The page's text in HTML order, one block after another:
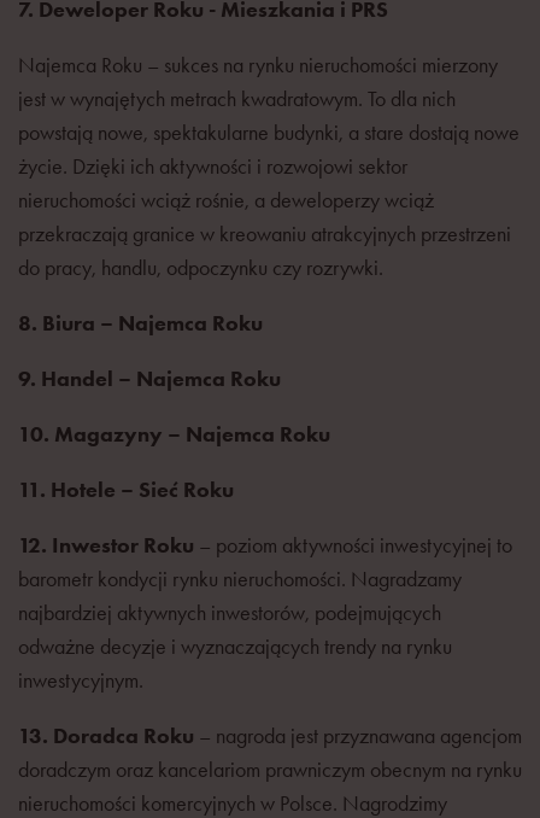
7. Deweloper Roku - Mieszkania i PRS
Najemca Roku – sukces na rynku nieruchomości mierzony
jest w wynajętych metrach kwadratowym. To dla nich
powstają nowe, spektakularne budynki, a stare dostają nowe
życie. Dzięki ich aktywności i rozwojowi sektor
nieruchomości wciąż rośnie, a deweloperzy wciąż
przekraczają granice w kreowaniu atrakcyjnych przestrzeni
do pracy, handlu, odpoczynku czy rozrywki.
8. Biura – Najemca Roku
9. Handel – Najemca Roku
10. Magazyny – Najemca Roku
11. Hotele – Sieć Roku
12. Inwestor Roku – poziom aktywności inwestycyjnej to
barometr kondycji rynku nieruchomości. Nagradzamy
najbardziej aktywnych inwestorów, podejmujących
odważne decyzje i wyznaczających trendy na rynku
inwestycyjnym.
13. Doradca Roku – nagroda jest przyznawana agencjom
doradczym oraz kancelariom prawniczym obecnym na rynku
nieruchomości komercyjnych w Polsce. Nagrodzimy